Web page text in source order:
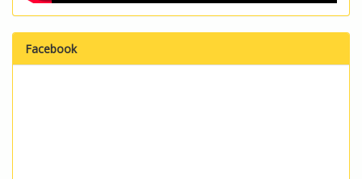
Facebook